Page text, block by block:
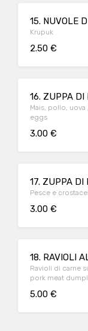
15. NUVOLE
Krupuk
2.50 €
16. ZUPPA DI
Mais, pollo,
eggs
3.00 €
17. ZUPPA DI
Pesce e
3.00 €
18. RAVIOLI
Ravioli di carne
pork meat
5.00 €